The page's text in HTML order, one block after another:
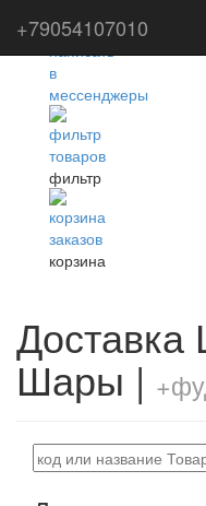
фильтр
корзина
Доставка
Шары |
+79054107010